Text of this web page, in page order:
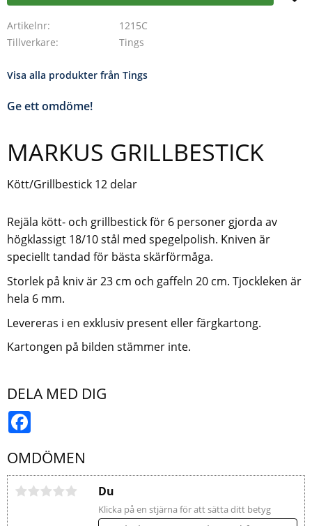
Artikelnr
1215C
Tillverkare
Tings
Visa alla produkter från Tings
Ge ett omdöme!
MARKUS GRILLBESTICK
Kött/Grillbestick 12 delar
Rejäla kött- och grillbestick för 6 personer gjorda av
högklassigt 18/10 stål med spegelpolish. Kniven är
speciellt tandad för bästa skärförmåga.
Storlek på kniv är 23 cm och gaffeln 20 cm. Tjockleken är
hela 6 mm.
Levereras i en exklusiv present eller färgkartong.
Kartongen på bilden stämmer inte.
DELA MED DIG
OMDÖMEN
Du
Klicka på en stjärna för att sätta ditt betyg